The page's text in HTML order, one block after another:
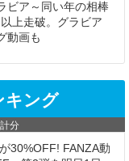
ビア～同い年の相棒
上走破。グラビア
動画も
キング
分
30%OFF! FANZA動